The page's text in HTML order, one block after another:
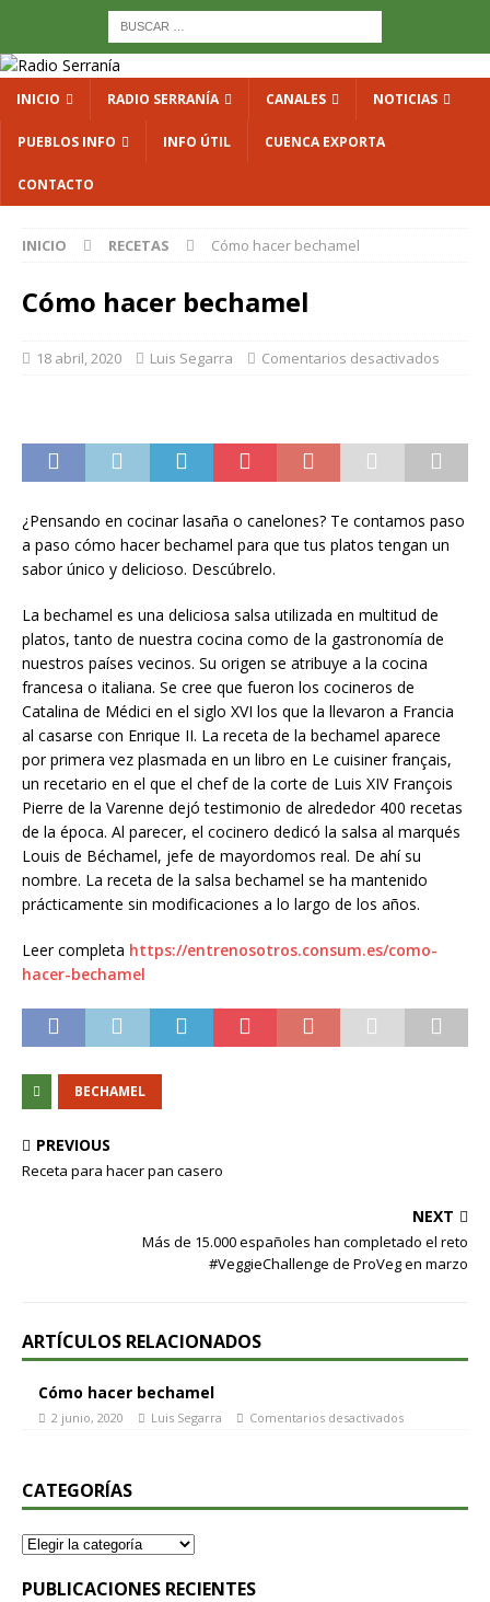
INICIO RADIO SERRANÍA CANALES NOTICIAS
PUEBLOS INFO INFO ÚTIL CUENCA EXPORTA
CONTACTO
INICIO RECETAS Cómo hacer bechamel
Cómo hacer bechamel
18 abril, 2020 Luis Segarra Comentarios desactivados
¿Pensando en cocinar lasaña o canelones? Te contamos paso
a paso cómo hacer bechamel para que tus platos tengan un
sabor único y delicioso. Descúbrelo.
La bechamel es una deliciosa salsa utilizada en multitud de
platos, tanto de nuestra cocina como de la gastronomía de
nuestros países vecinos. Su origen se atribuye a la cocina
francesa o italiana. Se cree que fueron los cocineros de
Catalina de Médici en el siglo XVI los que la llevaron a Francia
al casarse con Enrique II. La receta de la bechamel aparece
por primera vez plasmada en un libro en Le cuisiner français,
un recetario en el que el chef de la corte de Luis XIV François
Pierre de la Varenne dejó testimonio de alrededor 400 recetas
de la época. Al parecer, el cocinero dedicó la salsa al marqués
Louis de Béchamel, jefe de mayordomos real. De ahí su
nombre. La receta de la salsa bechamel se ha mantenido
prácticamente sin modificaciones a lo largo de los años.
Leer completa https://entrenosotros.consum.es/como-
hacer-bechamel
BECHAMEL
PREVIOUS
Receta para hacer pan casero
NEXT
Más de 15.000 españoles han completado el reto
#VeggieChallenge de ProVeg en marzo
ARTÍCULOS RELACIONADOS
Cómo hacer bechamel
2 junio, 2020 Luis Segarra Comentarios desactivados
CATEGORÍAS
PUBLICACIONES RECIENTES